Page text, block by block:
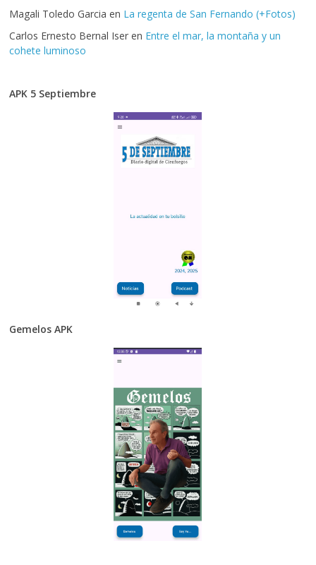
Magali Toledo Garcia en La regenta de San Fernando (+Fotos)
Carlos Ernesto Bernal Iser en Entre el mar, la montaña y un
cohete luminoso
APK 5 Septiembre
Gemelos APK